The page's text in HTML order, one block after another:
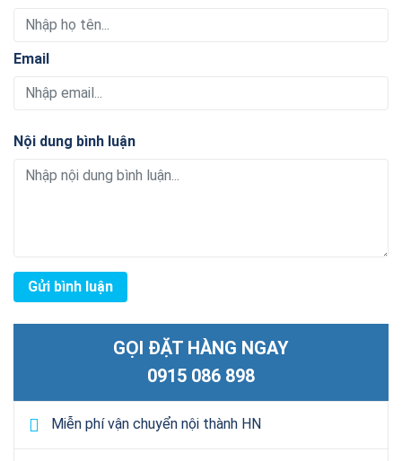
Email
Nội dung bình luận
GỌI ĐẶT HÀNG NGAY
0915 086 898
Miễn phí vận chuyển nội thành HN